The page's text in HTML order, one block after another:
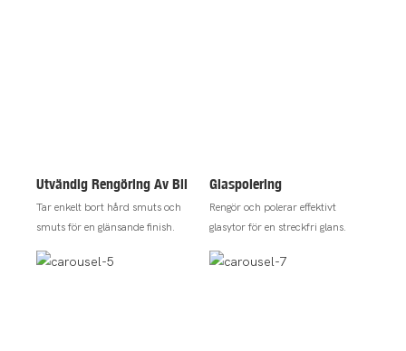
Utvändig Rengöring Av Bil
Tar enkelt bort hård smuts och
smuts för en glänsande finish.
Glaspolering
Rengör och polerar effektivt
glasytor för en streckfri glans.